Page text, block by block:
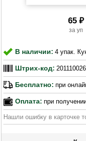
65 ₽
В наличии: 4 упак.
Штрих-код:
Бесплатно: при
Оплата: при
Нашли ошибку в карточке